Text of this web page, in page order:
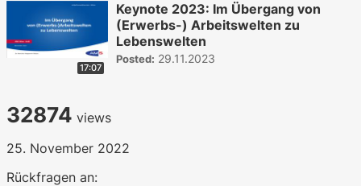
17:07
Keynote 2023: Im Übergang von
(Erwerbs-) Arbeitswelten zu
Lebenswelten
Posted: 29.11.2023
32874 views
25. November 2022
Rückfragen an: